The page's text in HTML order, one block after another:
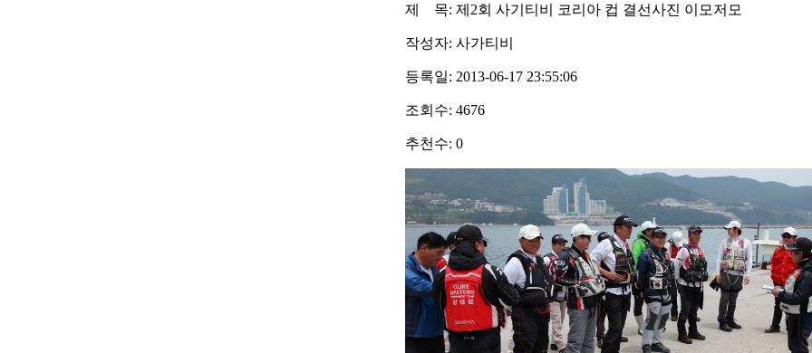
제 목: 제2회 사기티비 코리아 컵 결선사진 이모저모
작성자: 사가티비
등록일: 2013-06-17 23:55:06
조회수: 4676
추천수: 0